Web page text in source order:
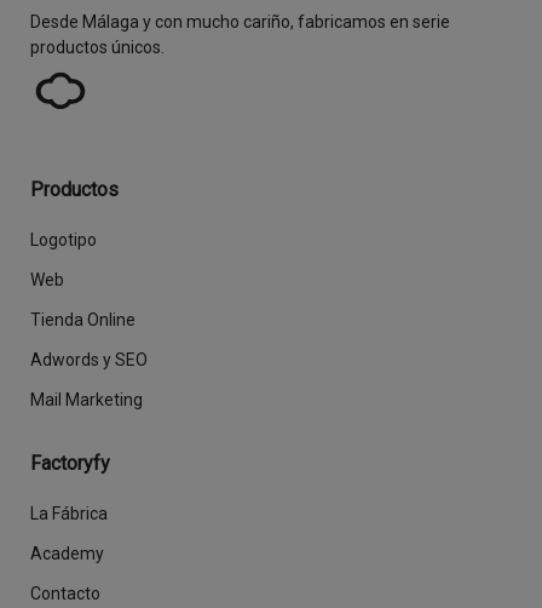
Desde Málaga y con mucho cariño, fabricamos en serie
productos únicos.
Productos
Logotipo
Web
Tienda Online
Adwords y SEO
Mail Marketing
Factoryfy
La Fábrica
Academy
Contacto